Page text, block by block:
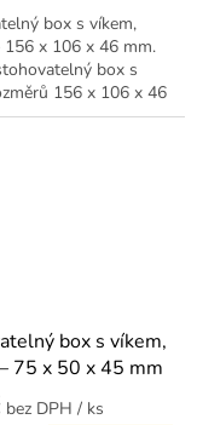
box s víkem,
156 x 106 x 46 mm.
box s
156 x 106 x 46
formát.
box s víkem,
75 x 50 x 45 mm
/ ks